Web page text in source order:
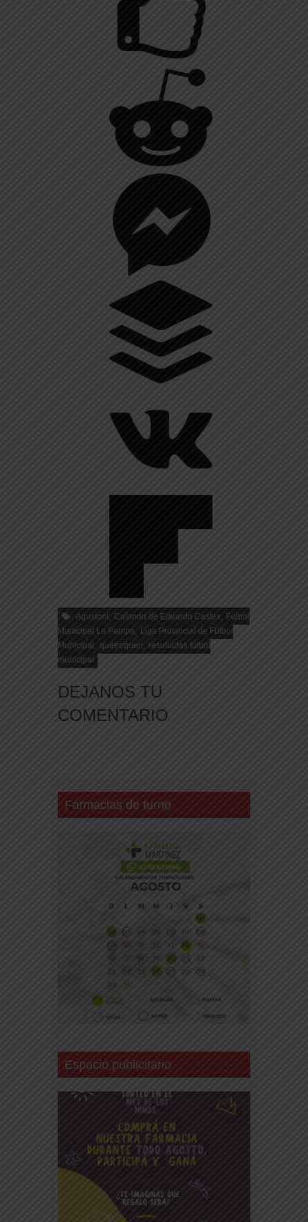
Agustoni Calandri de Eduardo Castex
Fútbol
Municipal La Pampa
Liga Provincial de Fútbol
Municipal
quetrequen
resultados fútbol
municipal
DEJANOS TU
COMENTARIO
Farmacias de turno
Espacio publicitario